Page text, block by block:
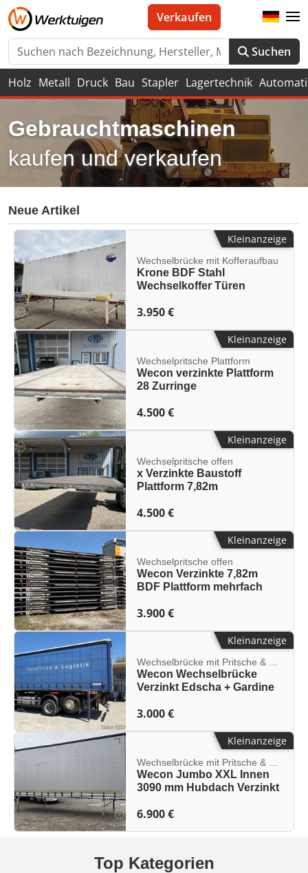
Suchen
Verkaufen
Holz Metall Druck Bau Stapler Lagertechnik
Gebrauchtmaschinen
kaufen und verkaufen
Neue Artikel
Wechselbrücke mit Kofferaufbau
Krone BDF Stahl
Wechselkoffer Türen
3.950 €
Kleinanzeige
Wechselpritsche Plattform
Wecon verzinkte Plattform
28 Zurringe
4.500 €
Kleinanzeige
Wechselpritsche offen
x Verzinkte Baustoff
Plattform 7,82m
4.500 €
Kleinanzeige
Wechselpritsche offen
Wecon Verzinkte 7,82m
BDF Plattform mehrfach
3.900 €
Kleinanzeige
Wecon Wechselbrücke
Verzinkt Edscha + Gardine
3.000 €
Kleinanzeige
Wecon Jumbo XXL Innen
3090 mm Hubdach Verzinkt
6.900 €
Kleinanzeige
Top Kategorien